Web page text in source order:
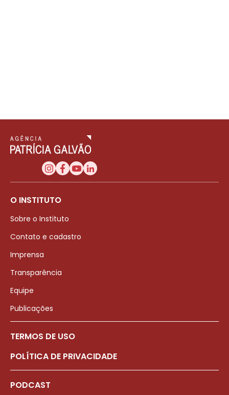
O INSTITUTO
Sobre o Instituto
Contato e cadastro
Imprensa
Transparência
Equipe
Publicações
TERMOS DE USO
POLÍTICA DE PRIVACIDADE
PODCAST